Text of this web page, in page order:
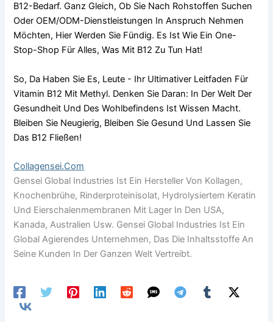
B12-Bedarf. Ganz Gleich, Ob Sie Nach Rohstoffen Suchen
Oder OEM/ODM-Dienstleistungen In Anspruch Nehmen
Möchten, Hier Werden Sie Fündig. Es Ist Wie Ein One-
Stop-Shop Für Alles, Was Mit B12 Zu Tun Hat!
So, Da Haben Sie Es, Leute - Ihr Ultimativer Leitfaden Für
Vitamin B12 Mit Methyl. Denken Sie Daran: In Der Welt Der
Gesundheit Und Des Wohlbefindens Ist Wissen Macht.
Bleiben Sie Neugierig, Bleiben Sie Gesund Und Lassen Sie
Das B12 Fließen!
Collagensei.com
Gensei Global Industries Ist Ein Hersteller Von Kollagen,
Knochenbrühe, Rinderproteinisolat, Hydrolysiertem Keratin
Und Eierschalenmembranen Mit Lager In Den USA,
Kanada, Australien Usw. Gensei Global Industries Ist Ein
Global Agierendes Unternehmen, Das Die Inhaltsstoffe An
Seine Kunden In Der Ganzen Welt Vertreibt.